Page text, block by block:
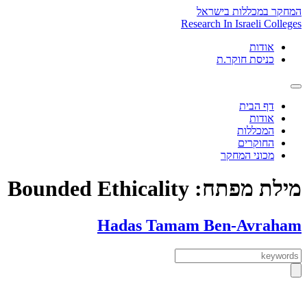
Skip
to
המחקר במכללות בישראל
Research In Israeli Colleges
אודות
כניסת חוקר.ת
דף הבית
אודות
המכללות
החוקרים
מכוני המחקר
מילת מפתח: Bounded Ethicality
Hadas Tamam Ben-Avraham